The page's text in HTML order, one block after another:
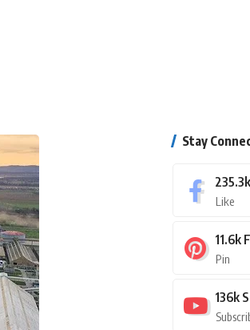
Stay
235.3k
Like
11.6k
Pin
136k